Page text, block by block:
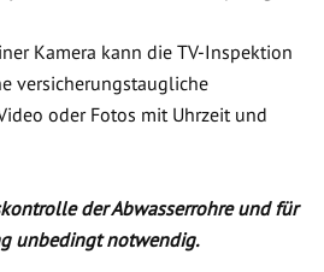
Kamera kann die TV-Inspektion
versicherungstaugliche
oder Fotos mit Uhrzeit und
der Abwasserrohre und für
unbedingt notwendig.